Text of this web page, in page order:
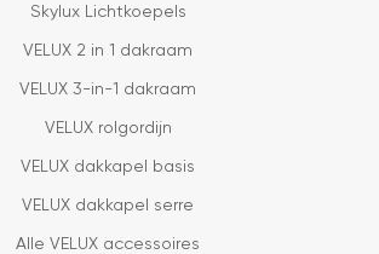
Skylux Lichtkoepels
VELUX 2 in 1 dakraam
VELUX 3-in-1 dakraam
VELUX rolgordijn
VELUX dakkapel basis
VELUX dakkapel serre
Alle VELUX accessoires